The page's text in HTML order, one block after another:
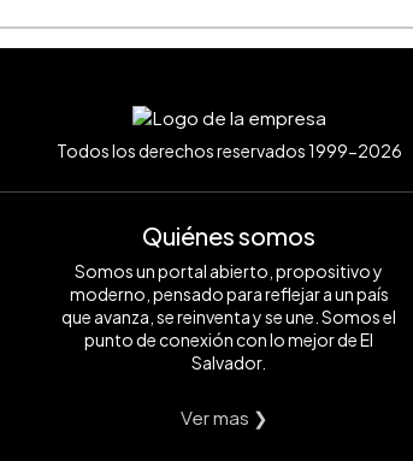
Todos los derechos reservados 1999-2026
Quiénes somos
Somos un portal abierto, propositivo y
moderno, pensado para reflejar a un país
que avanza, se reinventa y se une. Somos el
punto de conexión con lo mejor de El
Salvador.
Ver mas ❯